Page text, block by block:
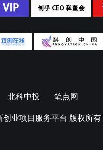
北科中投 笔点网
创业项目服务平台 版权所有